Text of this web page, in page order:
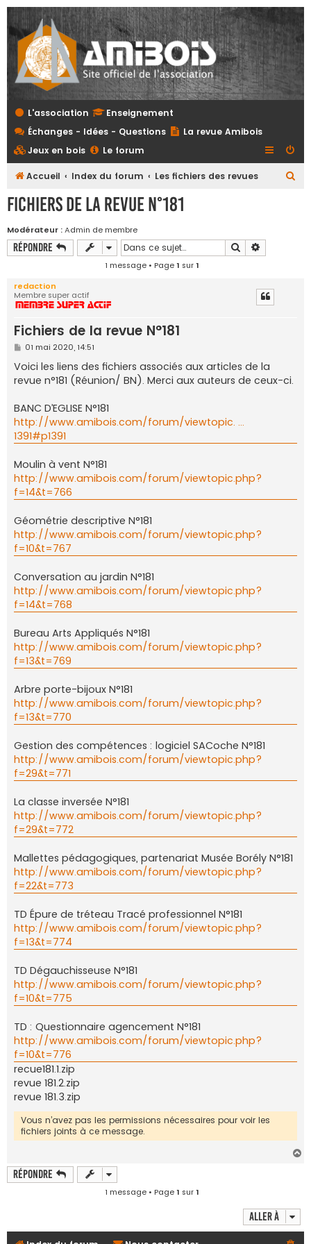
L'association
Enseignement
Échanges - Idées - Questions
La revue Amibois
Jeux en bois
Le forum
Accueil Index du forum Les fichiers des revues
Fichiers de la revue N°181
Modérateur :Admin de membre
Répondre Rechercher
1 message • Page1 sur1
redaction
Membre super actif
Fichiers de la revue N°181
M
s
s
a
01 mai 2020, 14:51
Voici les liens des fichiers associés aux articles de la
revue n°181 (Réunion/ BN). Merci aux auteurs de ceux-ci.
BANC D’EGLISE N°181
http://www.amibois.com/forum/viewtopic. ...
1391#p1391
Moulin à vent N°181
http://www.amibois.com/forum/viewtopic.php?
f=14&t=766
Géométrie descriptive N°181
http://www.amibois.com/forum/viewtopic.php?
f=10&t=767
Conversation au jardin N°181
http://www.amibois.com/forum/viewtopic.php?
f=14&t=768
Bureau Arts Appliqués N°181
http://www.amibois.com/forum/viewtopic.php?
f=13&t=769
Arbre porte-bijoux N°181
http://www.amibois.com/forum/viewtopic.php?
f=13&t=770
Gestion des compétences : logiciel SACoche N°181
http://www.amibois.com/forum/viewtopic.php?
f=29&t=771
La classe inversée N°181
http://www.amibois.com/forum/viewtopic.php?
f=29&t=772
Mallettes pédagogiques, partenariat Musée Borély N°181
http://www.amibois.com/forum/viewtopic.php?
f=22&t=773
TD Épure de tréteau Tracé professionnel N°181
http://www.amibois.com/forum/viewtopic.php?
f=13&t=774
TD Dégauchisseuse N°181
http://www.amibois.com/forum/viewtopic.php?
f=10&t=775
TD : Questionnaire agencement N°181
http://www.amibois.com/forum/viewtopic.php?
f=10&t=776
recue181.1.zip
revue 181.2.zip
revue 181.3.zip
Vous n’avez pas les permissions nécessaires pour voir les
fichiers joints à ce message.
Répondre
1 message • Page1 sur1
Aller à